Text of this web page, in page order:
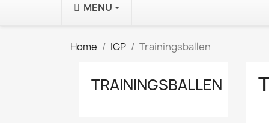
MENU
Home IGP Trainingsballen
TRAININGSBALLEN